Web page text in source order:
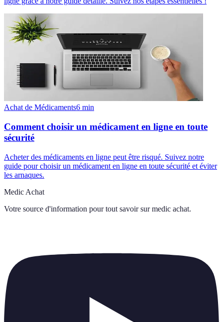
Achat de Médicaments6 min
Comment choisir un médicament en ligne en toute
sécurité
Acheter des médicaments en ligne peut être risqué. Suivez notre
guide pour choisir un médicament en ligne en toute sécurité et éviter
les arnaques.
Medic Achat
Votre source d'information pour tout savoir sur medic achat.